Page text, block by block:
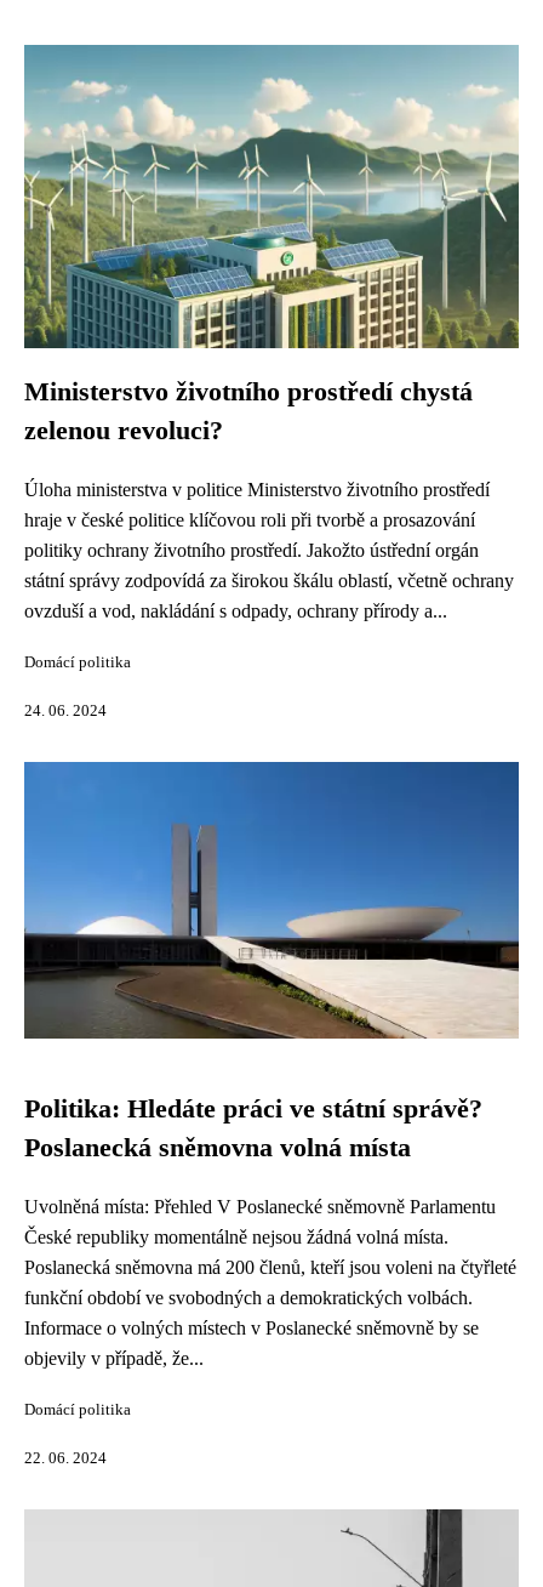
Ministerstvo životního prostředí chystá
zelenou revoluci?
Úloha ministerstva v politice Ministerstvo životního prostředí
hraje v české politice klíčovou roli při tvorbě a prosazování
politiky ochrany životního prostředí. Jakožto ústřední orgán
státní správy zodpovídá za širokou škálu oblastí, včetně ochrany
ovzduší a vod, nakládání s odpady, ochrany přírody a...
Domácí politika
24. 06. 2024
Politika: Hledáte práci ve státní správě?
Poslanecká sněmovna volná místa
Uvolněná místa: Přehled V Poslanecké sněmovně Parlamentu
České republiky momentálně nejsou žádná volná místa.
Poslanecká sněmovna má 200 členů, kteří jsou voleni na čtyřleté
funkční období ve svobodných a demokratických volbách.
Informace o volných místech v Poslanecké sněmovně by se
objevily v případě, že...
Domácí politika
22. 06. 2024